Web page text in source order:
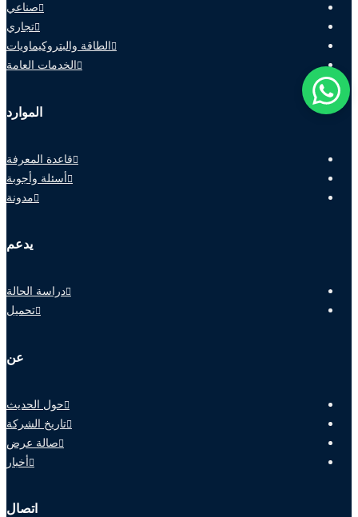
صناعي
تجاري
الطاقة والبتروكيماويات
الخدمات العامة
الموارد
قاعدة المعرفة
أسئلة وأجوبة
مدونة
يدعم
دراسة الحالة
تحميل
عن
حول الحديث
تاريخ الشركة
صالة عرض
أخبار
اتصال